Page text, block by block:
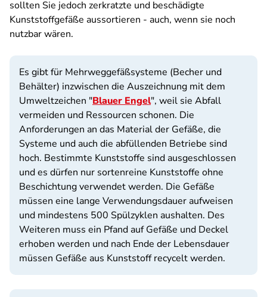
sollten Sie jedoch zerkratzte und beschädigte
Kunststoffgefäße aussortieren - auch, wenn sie noch
nutzbar wären.
Es gibt für Mehrweggefäßsysteme (Becher und
Behälter) inzwischen die Auszeichnung mit dem
Umweltzeichen "Blauer Engel", weil sie Abfall
vermeiden und Ressourcen schonen. Die
Anforderungen an das Material der Gefäße, die
Systeme und auch die abfüllenden Betriebe sind
hoch. Bestimmte Kunststoffe sind ausgeschlossen
und es dürfen nur sortenreine Kunststoffe ohne
Beschichtung verwendet werden. Die Gefäße
müssen eine lange Verwendungsdauer aufweisen
und mindestens 500 Spülzyklen aushalten. Des
Weiteren muss ein Pfand auf Gefäße und Deckel
erhoben werden und nach Ende der Lebensdauer
müssen Gefäße aus Kunststoff recycelt werden.